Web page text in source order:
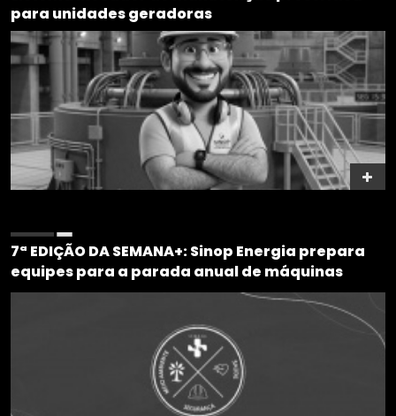
equipes para a parada anual de máquinas